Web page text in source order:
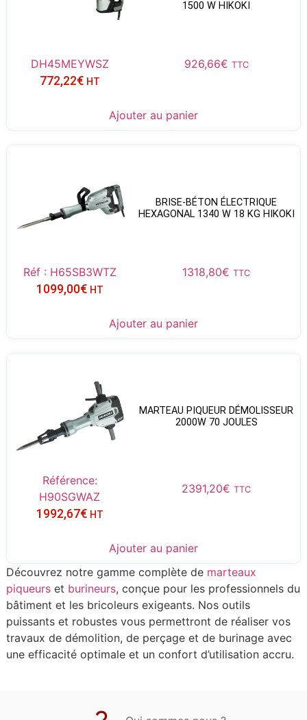
1500 W HIKOKI
DH45MEYWSZ 926,66€ TTC
772,22€ HT
Ajouter au panier
BRISE-BÉTON ÉLECTRIQUE
HEXAGONAL 1340 W 18 KG HIKOKI
Réf : H65SB3WTZ 1318,80€ TTC
1099,00€ HT
Ajouter au panier
MARTEAU PIQUEUR DÉMOLISSEUR
2000W 70 JOULES
Référence:
H90SGWAZ
2391,20€ TTC
1992,67€ HT
Ajouter au panier
Découvrez notre gamme complète de marteaux
piqueurset burineurs, conçue pour les professionnels du
bâtiment et les bricoleurs exigeants. Nos outils
puissants et robustes vous permettront de réaliser vos
travaux de démolition, de perçage et de burinage avec
une efficacité optimale et un confort d’utilisation accru.